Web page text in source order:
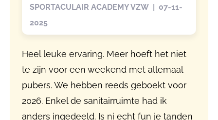
SPORTACULAIR ACADEMY VZW | 07-11-
2025
Heel leuke ervaring. Meer hoeft het niet
te zijn voor een weekend met allemaal
pubers. We hebben reeds geboekt voor
2026. Enkel de sanitairruimte had ik
anders ingedeeld. Is ni echt fun je tanden